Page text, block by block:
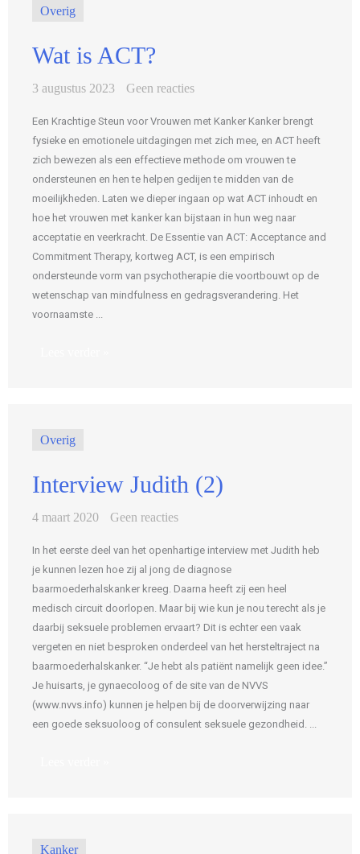
Overig
Wat is ACT?
3 augustus 2023 Geen reacties
Een Krachtige Steun voor Vrouwen met Kanker Kanker brengt
fysieke en emotionele uitdagingen met zich mee, en ACT heeft
zich bewezen als een effectieve methode om vrouwen te
ondersteunen en hen te helpen gedijen te midden van de
moeilijkheden. Laten we dieper ingaan op wat ACT inhoudt en
hoe het vrouwen met kanker kan bijstaan in hun weg naar
acceptatie en veerkracht. De Essentie van ACT: Acceptance and
Commitment Therapy, kortweg ACT, is een empirisch
ondersteunde vorm van psychotherapie die voortbouwt op de
wetenschap van mindfulness en gedragsverandering. Het
voornaamste ...
Overig
Interview Judith (2)
4 maart 2020 Geen reacties
In het eerste deel van het openhartige interview met Judith heb
je kunnen lezen hoe zij al jong de diagnose
baarmoederhalskanker kreeg. Daarna heeft zij een heel
medisch circuit doorlopen. Maar bij wie kun je nou terecht als je
daarbij seksuele problemen ervaart? Dit is echter een vaak
vergeten en niet besproken onderdeel van het hersteltraject na
baarmoederhalskanker. “Je hebt als patiënt namelijk geen idee.”
Je huisarts, je gynaecoloog of de site van de NVVS
(www.nvvs.info) kunnen je helpen bij de doorverwijzing naar
een goede seksuoloog of consulent seksuele gezondheid. ...
Kanker